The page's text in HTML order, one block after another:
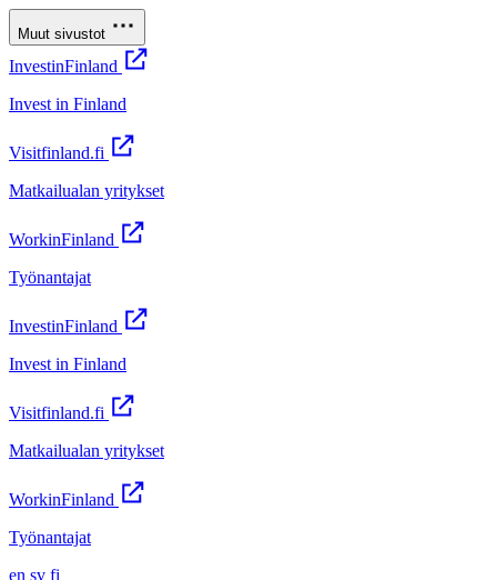
Muut sivustot
InvestinFinland
Invest in Finland
Visitfinland.fi
Matkailualan yritykset
WorkinFinland
Työnantajat
InvestinFinland
Invest in Finland
Visitfinland.fi
Matkailualan yritykset
WorkinFinland
Työnantajat
en sv fi